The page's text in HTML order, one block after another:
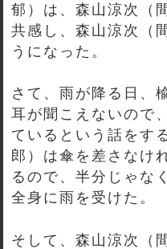
郁）は、森山涼次（
共感し、森山涼次（
うになった。
さて、雨が降る日、
耳が聞こえないので
ているという話をす
郎）は傘を差さなけ
るので、半分じゃな
全身に雨を受けた。
そして、森山涼次（